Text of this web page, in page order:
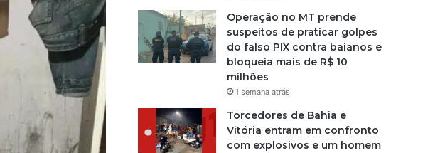
Operação no MT prende
suspeitos de praticar golpes
do falso PIX contra baianos e
bloqueia mais de R$ 10
milhões
1 semana atrás
Torcedores de Bahia e
Vitória entram em confronto
com explosivos e um homem